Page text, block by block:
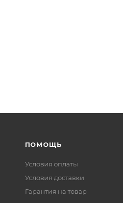
ПОМОЩЬ
Условия оплаты
Условия доставки
Гарантия на товар